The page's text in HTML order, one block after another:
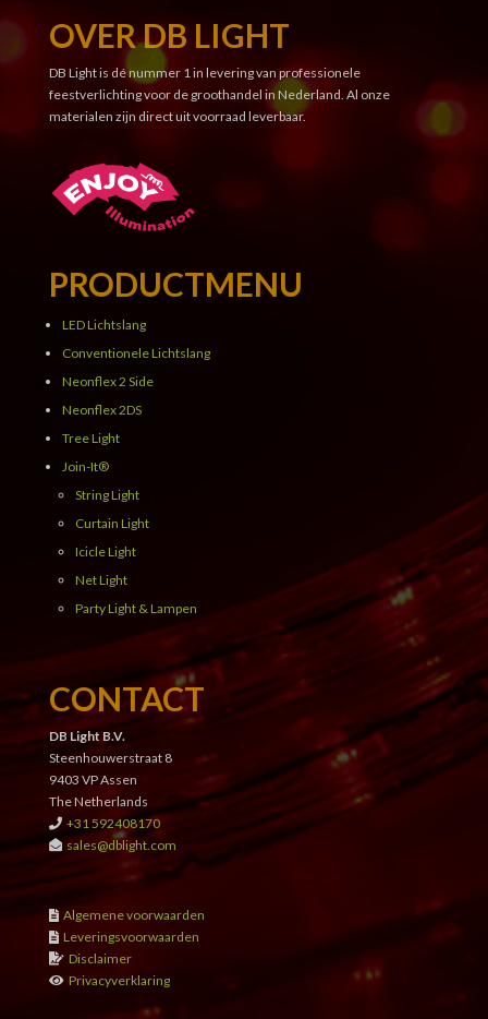
OVER DB LIGHT
DB Light is dé nummer 1 in levering van professionele
feestverlichting voor de groothandel in Nederland. Al onze
materialen zijn direct uit voorraad leverbaar.
PRODUCTMENU
LED Lichtslang
Conventionele Lichtslang
Neonflex 2 Side
Neonflex 2DS
Tree Light
Join-It®
String Light
Curtain Light
Icicle Light
Net Light
Party Light & Lampen
CONTACT
DB Light B.V.
Steenhouwerstraat 8
9403 VP Assen
The Netherlands
+31 592408170
sales@dblight.com
Algemene voorwaarden
Leveringsvoorwaarden
Disclaimer
Privacyverklaring